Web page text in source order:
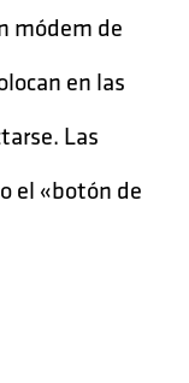
módem de
en las
Las
el «botón de